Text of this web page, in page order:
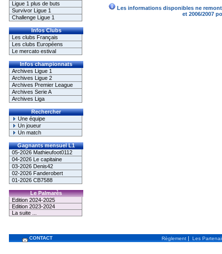
Ligue 1 plus de buts
Survivor Ligue 1
Challenge Ligue 1
Infos Clubs
Les clubs Français
Les clubs Européens
Le mercato estival
Infos championnats
Archives Ligue 1
Archives Ligue 2
Archives Premier League
Archives Serie A
Archives Liga
Rechercher
Une équipe
Un joueur
Un match
Gagnants mensuel L1
05-2026 Mathieufoot0112
04-2026 Le capitaine
03-2026 Denis42
02-2026 Fanderobert
01-2026 CB7588
Le Palmarès
Edition 2024-2025
Edition 2023-2024
La suite ...
Les informations disponibles ne
et 2006/2007
CONTACT Règlement | Les